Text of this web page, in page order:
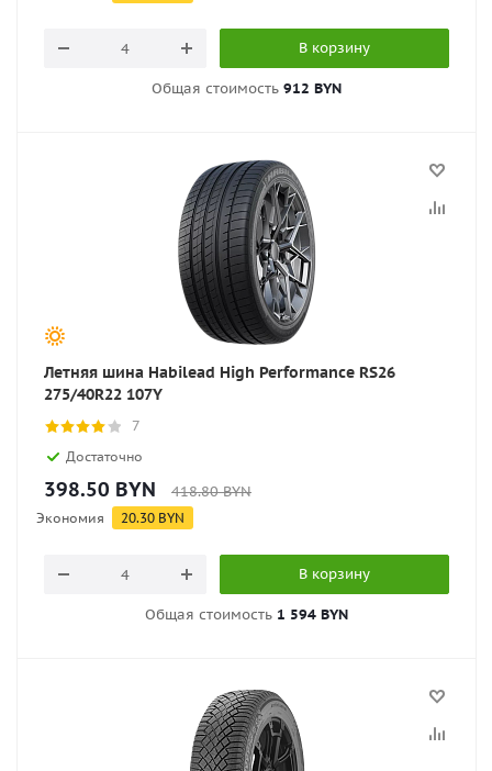
В корзину
Общая стоимость 912 BYN
Летняя шина Habilead High Performance RS26
275/40R22 107Y
7
Достаточно
398.50 BYN 418.80BYN
Экономия 20.30 BYN
В корзину
Общая стоимость 1 594 BYN